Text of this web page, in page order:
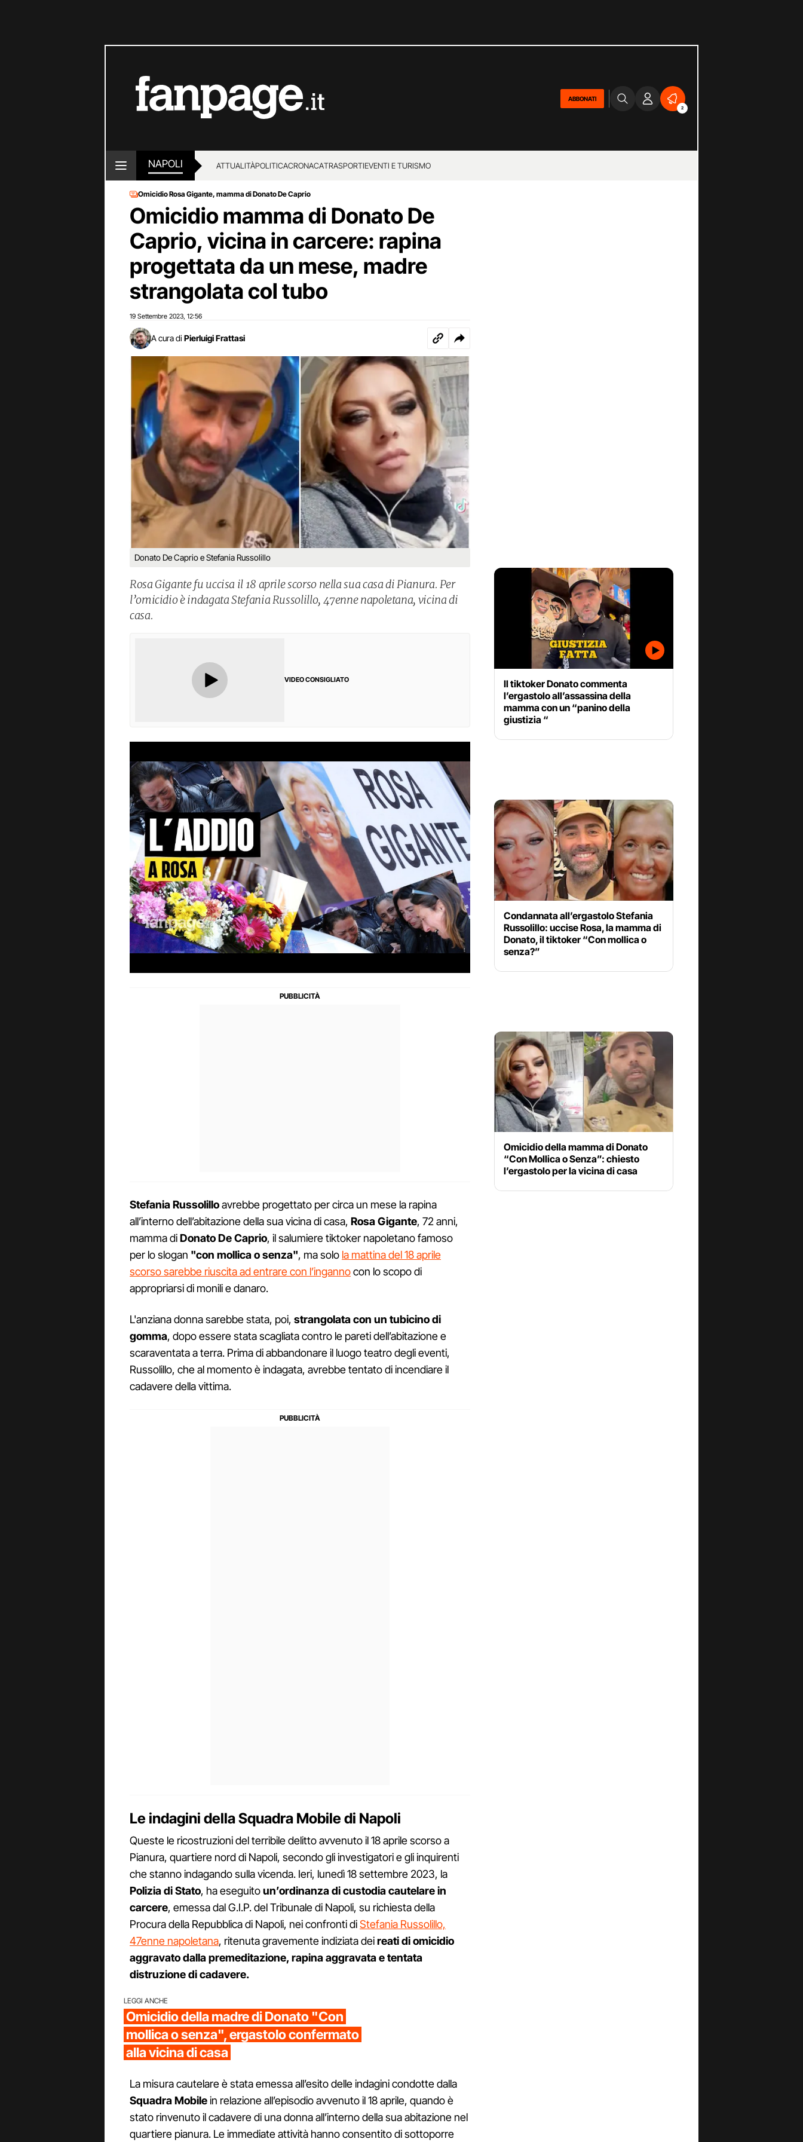
ABBONATI
2
NAPOLI ATTUALITÀPOLITICACRONACATRASPORTIEVENTI E TURISMO
Omicidio Rosa Gigante, mamma di Donato De Caprio
Omicidio mamma di Donato De
Caprio, vicina in carcere: rapina
progettata da un mese, madre
strangolata col tubo
19 Settembre 2023 12:56
A cura di Pierluigi Frattasi
Donato De Caprio e Stefania Russolillo
Rosa Gigante fu uccisa il 18 aprile scorso nella sua casa di Pianura. Per
l’omicidio è indagata Stefania Russolillo, 47enne napoletana, vicina di
casa.
VIDEO CONSIGLIATO
Stefania Russolilloavrebbe progettato per circa un mese la rapina
all’interno dell’abitazione della sua vicina di casa, Rosa Gigante, 72 anni,
mamma diDonato De Caprio, il salumiere tiktoker napoletano famoso
per lo slogan "con mollica o senza", ma solo la mattina del 18 aprile
scorso sarebbe riuscita ad entrare con l’ingannocon lo scopo di
appropriarsi di monili e danaro.
L'anziana donna sarebbe stata, poi, strangolata con un tubicino di
gomma, dopo essere stata scagliata contro le pareti dell’abitazione e
scaraventata a terra. Prima di abbandonare il luogo teatro degli eventi,
Russolillo, che al momento è indagata, avrebbe tentato di incendiare il
cadavere della vittima.
Le indagini della Squadra Mobile di Napoli
Queste le ricostruzioni del terribile delitto avvenuto il 18 aprile scorso a
Pianura, quartiere nord di Napoli, secondo gli investigatori e gli inquirenti
che stanno indagando sulla vicenda. Ieri, lunedì 18 settembre 2023, la
Polizia di Stato, ha eseguitoun’ordinanza di custodia cautelare in
carcere, emessa dal G.I.P. del Tribunale di Napoli, su richiesta della
Procura della Repubblica di Napoli, nei confronti diStefania Russolillo,
47enne napoletana, ritenuta gravemente indiziata deireati di omicidio
aggravato dalla premeditazione, rapina aggravata e tentata
distruzione di cadavere.
LEGGI ANCHE
Omicidio della madre di Donato "Con
mollica o senza", ergastolo confermato
alla vicina di casa
La misura cautelare è stata emessa all’esito delle indagini condotte dalla
Squadra Mobilein relazione all’episodio avvenuto il 18 aprile, quando è
stato rinvenuto il cadavere di una donna all’interno della sua abitazione nel
quartiere pianura. Le immediate attività hanno consentito di sottoporre
Il tiktoker Donato commenta
l’ergastolo all’assassina della
mamma con un “panino della
giustizia “
Condannata all’ergastolo Stefania
Russolillo: uccise Rosa, la mamma di
Donato, il tiktoker “Con mollica o
senza?”
Omicidio della mamma di Donato
“Con Mollica o Senza”: chiesto
l’ergastolo per la vicina di casa